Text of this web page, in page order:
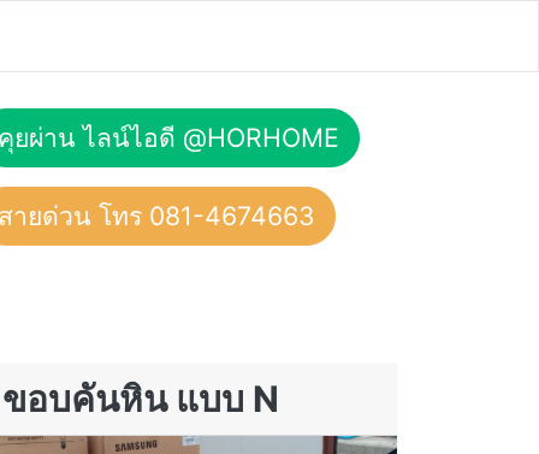
คุยผ่าน ไลน์ไอดี @HORHOME
สายด่วน โทร 081-4674663
ขอบคันหิน แบบ N